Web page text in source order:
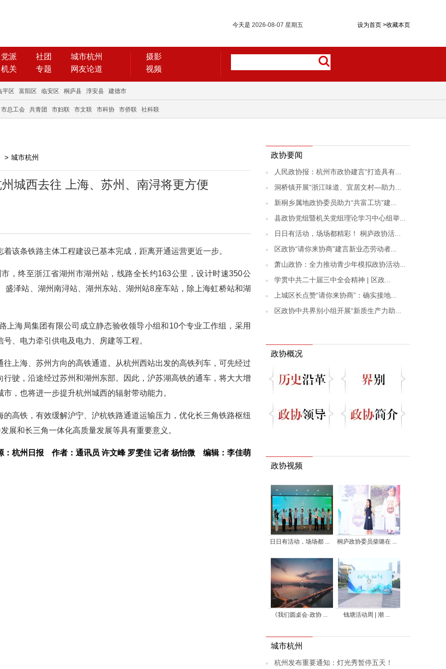
设为首页 >收藏本页
今天是 2026-08-07 星期五
党派 社团
城市杭州
机关
专题 网友论道
摄影
视频
平区 富阳区 临安区 桐庐县 淳安县 建德市
市总工会 共青团 市妇联 市文联 市科协 市侨联 社科联
> 城市杭州
城西去往 上海、苏州、南浔将更方便
该条铁路主体工程建设已基本完成，距离开通运营更近一步。
，终至浙江省湖州市湖州站，线路全长约163公里，设计时速350公
泽站、湖州南浔站、湖州东站、湖州站8座车站，除上海虹桥站和湖
上海局集团有限公司成立静态验收领导小组和10个专业工作组，采用
、电力牵引供电及电力、房建等工程。
上海、苏州方向的高铁通道。从杭州西站出发的高铁列车，可先经过
驶，沿途经过苏州和湖州东部。因此，沪苏湖高铁的通车，将大大增
，也将进一步提升杭州城西的辐射带动能力。
高铁，有效缓解沪宁、沪杭铁路通道运输压力，优化长三角铁路枢纽
展和长三角一体化高质量发展等具有重要意义。
：杭州日报 作者：通讯员 许文峰 罗雯佳 记者 杨怡微 编辑：李佳萌
政协要闻
人民政协报：杭州市政协建言“打造具有...
洞桥镇开展“浙江味道、宜居文村—助力...
新桐乡属地政协委员助力“共富工坊”建...
县政协党组暨机关党组理论学习中心组举...
日日有活动，场场都精彩！ 桐庐政协活...
区政协“请你来协商”建言新业态劳动者...
萧山政协：全力推动青少年模拟政协活动...
学贯中共二十届三中全会精神 | 区政...
上城区长点赞“请你来协商”：确实接地...
区政协中共界别小组开展“新质生产力助...
政协概况
政协视频
日日有活动，场场都 ... 桐庐政协委员柴璐在 ...
《我们圆桌会·政协 ... 钱塘活动周 | 潮 ...
城市杭州
杭州发布重要通知：灯光秀暂停五天！